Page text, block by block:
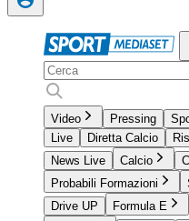
Video Pressing
Live
Diretta Calcio
News Live
Calcio
Probabili Formazioni
Drive UP
Formula E